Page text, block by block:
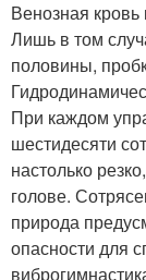
Венозная кровь
Лишь в том
половины,
При каждом
шестидесяти
настолько
голове.
природа
опасности для